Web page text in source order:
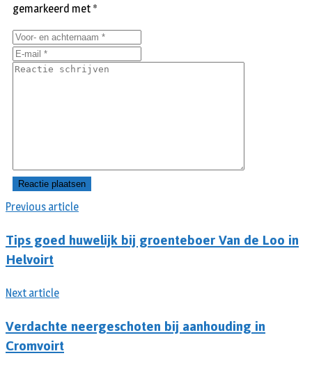
Previous article
Tips goed huwelijk bij groenteboer Van de Loo in
Helvoirt
Next article
Verdachte neergeschoten bij aanhouding in
Cromvoirt
gemarkeerd met *